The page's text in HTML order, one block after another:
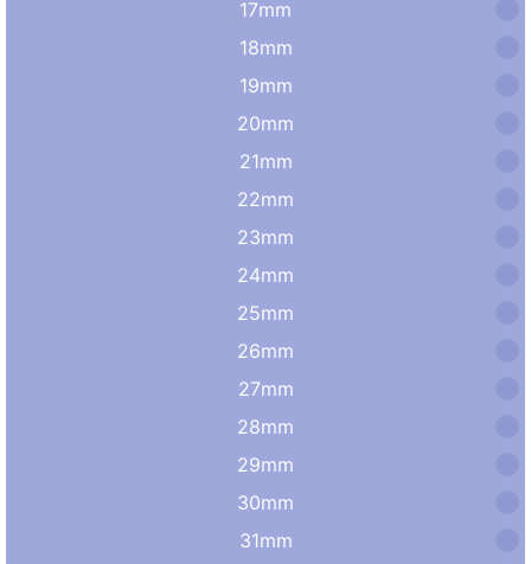
17mm
18mm
19mm
20mm
21mm
22mm
23mm
24mm
25mm
26mm
27mm
28mm
29mm
30mm
31mm